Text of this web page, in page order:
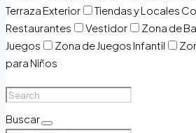
Terraza Exterior
Tiendas y Locales
Restaurantes
Vestidor Zona de
Juegos
Zona de Juegos Infantil
para Niños
Buscar